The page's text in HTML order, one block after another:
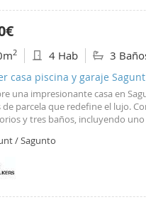
2 4 Hab 3
casa piscina y garaje
una impresionante casa en
parcela que redefine el lujo.
y tres baños, incluyendo
el hogar está bañado en
y estilo sin igual.
y un amplio jardín, esta
un garaje para tres coches y
/ Sagunto